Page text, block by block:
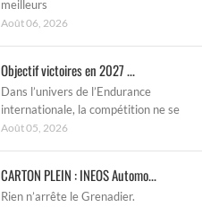
meilleurs
Août 06, 2026
Objectif victoires en 2027 ...
Dans l’univers de l’Endurance
internationale, la compétition ne se
Août 05, 2026
CARTON PLEIN : INEOS Automo...
Rien n’arrête le Grenadier.